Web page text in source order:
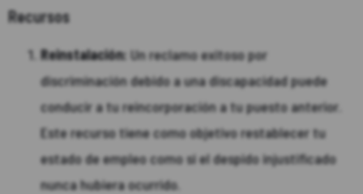
Recursos
Reinstalación: Un reclamo exitoso por
discriminación debido a una discapacidad puede
conducir a tu reincorporación a tu puesto anterior.
Este recurso tiene como objetivo restablecer tu
estado de empleo como si el despido injustificado
nunca hubiera ocurrido.